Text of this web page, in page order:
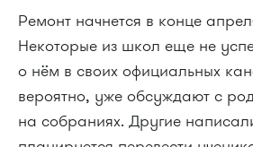
Ремонт начнется в конце
Некоторые из школ еще не
о нём в своих официальных
вероятно, уже обсуждают с
на собраниях. Другие